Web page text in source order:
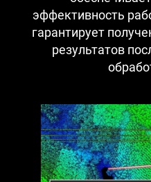
эффективность
гарантирует
результатов